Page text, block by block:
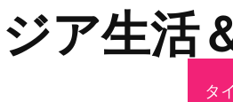
ア生活
タイ